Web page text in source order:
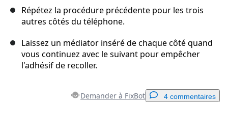
Répétez la procédure précédente pour les trois
autres côtés du téléphone.
Laissez un médiator inséré de chaque côté quand
vous continuez avec le suivant pour empêcher
l'adhésif de recoller.
Demander à FixBot 4 commentaires